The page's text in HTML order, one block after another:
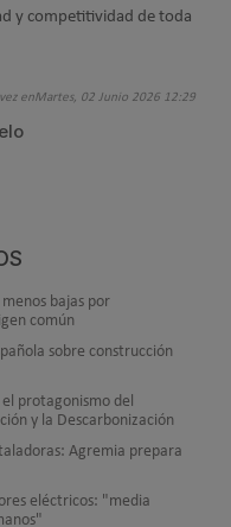
y competitividad de toda
enMartes, 02 Junio 2026 12:29
bajas por
común
sobre construcción
el protagonismo del
y la Descarbonización
Agremia prepara
eléctricos: "media